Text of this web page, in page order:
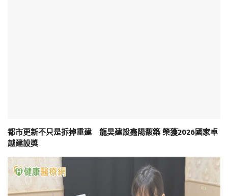
都市更新不只是拆掉重建 龍昊建設鑫陽馥築 榮獲2026國家卓
越建設獎